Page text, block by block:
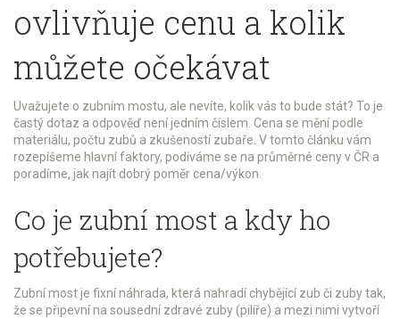
ovlivňuje cenu a kolik
můžete očekávat
Uvažujete o zubním mostu, ale nevíte, kolik vás to bude stát? To je
častý dotaz a odpověď není jedním číslem. Cena se mění podle
materiálu, počtu zubů a zkušeností zubaře. V tomto článku vám
rozepíšeme hlavní faktory, podíváme se na průměrné ceny v ČR a
poradíme, jak najít dobrý poměr cena/výkon.
Co je zubní most a kdy ho
potřebujete?
Zubní most je fixní náhrada, která nahradí chybějící zub či zuby tak,
že se připevní na sousední zdravé zuby (pilíře) a mezi nimi vytvoří